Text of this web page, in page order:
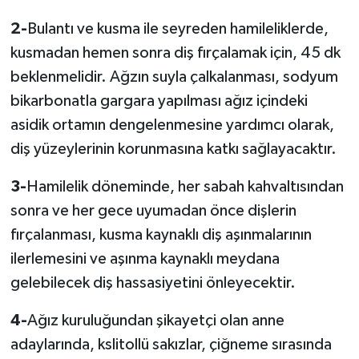
2- Bulantı ve kusma ile seyreden hamileliklerde,
kusmadan hemen sonra diş fırçalamak için, 45 dk
beklenmelidir. Ağzın suyla çalkalanması, sodyum
bikarbonatla gargara yapılması ağız içindeki
asidik ortamın dengelenmesine yardımcı olarak,
diş yüzeylerinin korunmasına katkı sağlayacaktır.
3- Hamilelik döneminde, her sabah kahvaltısından
sonra ve her gece uyumadan önce dişlerin
fırçalanması, kusma kaynaklı diş aşınmalarının
ilerlemesini ve aşınma kaynaklı meydana
gelebilecek diş hassasiyetini önleyecektir.
4-Ağız kuruluğundan şikayetçi olan anne
adaylarında, kslitollü sakızlar, çiğneme sırasında